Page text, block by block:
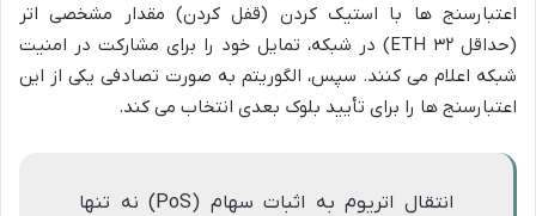
اعتبارسنج ها با استیک کردن (قفل کردن) مقدار مشخصی اتر
(حداقل ۳۲ ETH) در شبکه، تمایل خود را برای مشارکت در امنیت
شبکه اعلام می کنند. سپس، الگوریتم به صورت تصادفی یکی از این
اعتبارسنج ها را برای تأیید بلوک بعدی انتخاب می کند.
انتقال اتریوم به اثبات سهام (PoS) نه تنها